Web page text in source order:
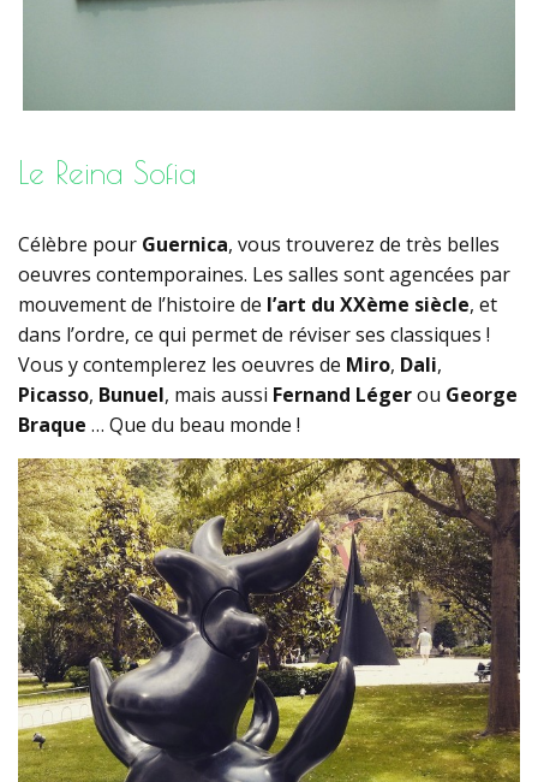
Le Reina Sofia
Célèbre pour Guernica, vous trouverez de très belles
oeuvres contemporaines. Les salles sont agencées par
mouvement de l’histoire de l’art du XXème siècle, et
dans l’ordre, ce qui permet de réviser ses classiques !
Vous y contemplerez les oeuvres de Miro, Dali,
Picasso, Bunuel, mais aussi Fernand Légerou George
Braque … Que du beau monde !